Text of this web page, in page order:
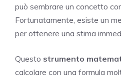
può sembrare un concetto
Fortunatamente, esiste un
per ottenere una stima
Questo strumento
calcolare con una formula